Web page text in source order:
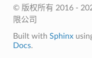
© 版权所有 2016 -
限公司
Built with Sphinx
Docs.